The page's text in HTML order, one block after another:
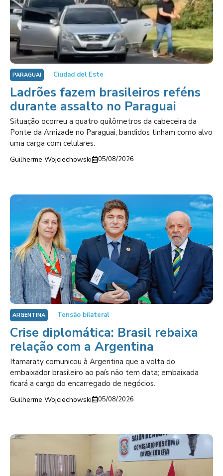
PARAGUAI Ciudad del Este
Ladrões fazem brasileiros reféns
durante assalto no Paraguai
Situação ocorreu a quatro quilômetros da cabeceira da
Ponte da Amizade no Paraguai; bandidos tinham como alvo
uma carga com celulares.
Guilherme Wojciechowski 05/08/2026
ARGENTINA Tensão bilateral
Crise diplomática: Brasil rebaixa
relação com a Argentina
Itamaraty comunicou à Argentina que a volta do
embaixador brasileiro ao país não tem data; embaixada
ficará a cargo do encarregado de negócios.
Guilherme Wojciechowski 05/08/2026